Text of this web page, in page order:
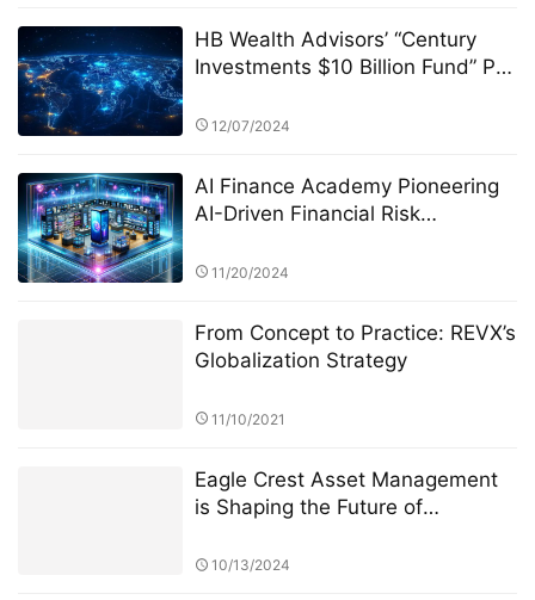
HB Wealth Advisors’ “Century
Investments $10 Billion Fund” PK
the Dynamics of the Fund Market
12/07/2024
AI Finance Academy Pioneering
AI-Driven Financial Risk
and Education
11/20/2024
From Concept to Practice: REVX’s
Globalization Strategy
11/10/2021
Eagle Crest Asset Management
is Shaping the Future of
Castillo's Leadership
10/13/2024